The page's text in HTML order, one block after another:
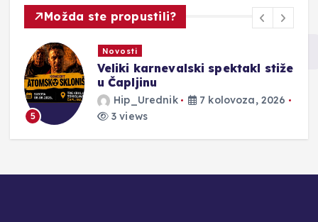
Možda ste propustili?
5
Novosti
Veliki karnevalski spektakl stiže
u Čapljinu
Hip_Urednik
7 kolovoza, 2026
3 views